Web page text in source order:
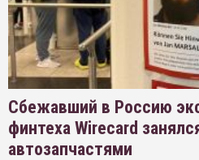
Сбежавший в Россию
финтеха Wirecard
автозапчастями